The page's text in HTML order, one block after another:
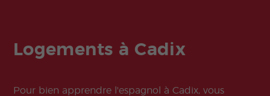
Logements à Cadix
Pour bien apprendre l'espagnol à Cadix, vous